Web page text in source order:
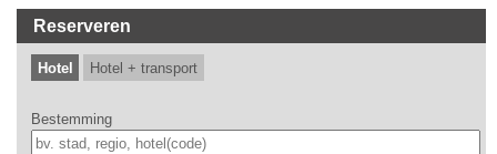
Reserveren
Hotel Hotel + transport
Bestemming